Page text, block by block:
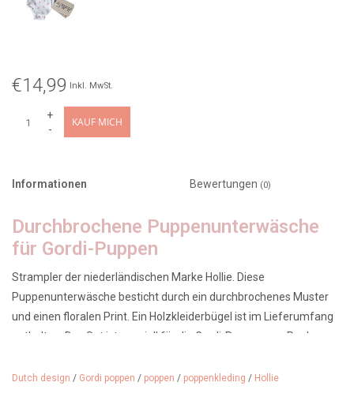
€14,99 Inkl. MwSt.
+
-
KAUF MICH
Informationen Bewertungen (0)
Durchbrochene Puppenunterwäsche
für Gordi-Puppen
Strampler der niederländischen Marke Hollie. Diese
Puppenunterwäsche besticht durch ein durchbrochenes Muster
und einen floralen Print. Ein Holzkleiderbügel ist im Lieferumfang
enthalten. Das Set ist speziell für die Gordi-Puppen von Paola
einer Größe von 38 cm.
Dutch design / Gordi poppen / poppen / poppenkleding / Hollie